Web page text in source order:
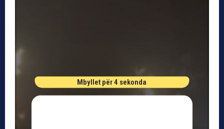
Mbyllet për 4 sekonda